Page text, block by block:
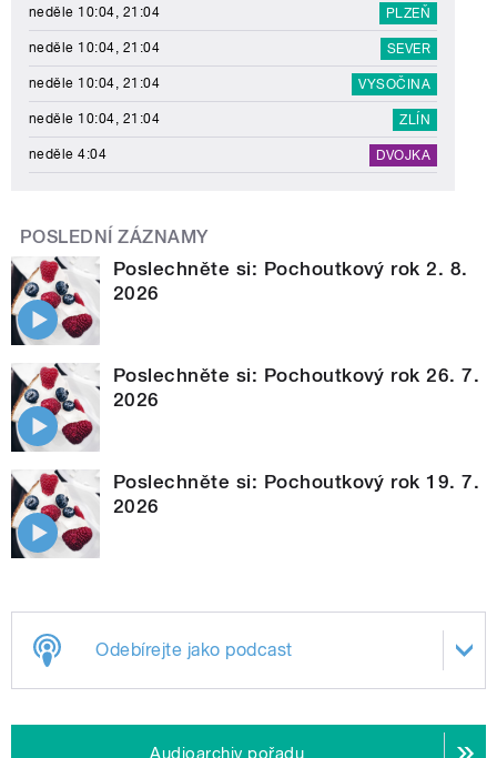
neděle 10:04, 21:04 PLZEŇ
neděle 10:04, 21:04 SEVER
neděle 10:04, 21:04 VYSOČINA
neděle 10:04, 21:04 ZLÍN
neděle 4:04 DVOJKA
POSLEDNÍ ZÁZNAMY
Poslechněte si: Pochoutkový rok 2. 8.
2026
Poslechněte si: Pochoutkový rok 26. 7.
2026
Poslechněte si: Pochoutkový rok 19. 7.
2026
Odebírejte jako podcast
Audioarchiv pořadu